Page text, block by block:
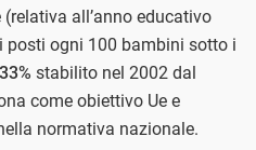
all’anno educativo
ogni 100 bambini sotto i
stabilito nel 2002 dal
come obiettivo Ue e
normativa nazionale.